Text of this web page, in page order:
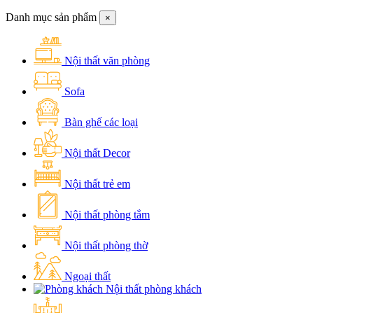
Danh mục sản phẩm ×
Nội thất văn phòng
Sofa
Bàn ghế các loại
Nội thất Decor
Nội thất trẻ em
Nội thất phòng tắm
Nội thất phòng thờ
Ngoại thất
Nội thất phòng khách